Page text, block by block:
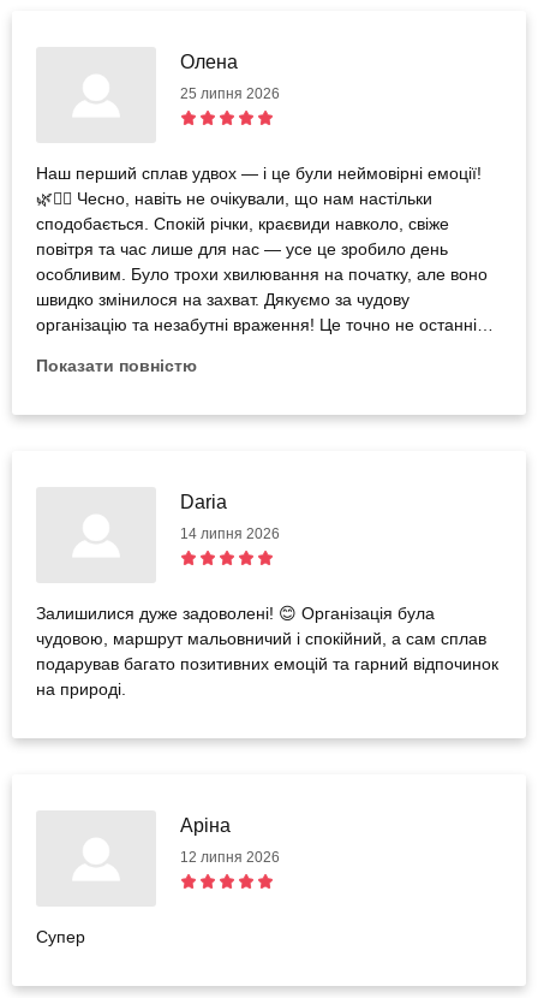
Олена
25 липня 2026
Наш перший сплав удвох — і це були неймовірні емоції!
🌿🚣‍♀️ Чесно, навіть не очікували, що нам настільки
сподобається. Спокій річки, краєвиди навколо, свіже
повітря та час лише для нас — усе це зробило день
особливим. Було трохи хвилювання на початку, але воно
швидко змінилося на захват. Дякуємо за чудову
організацію та незабутні враження! Це точно не останній
Показати повністю
Daria
14 липня 2026
Залишилися дуже задоволені! 😊 Організація була
чудовою, маршрут мальовничий і спокійний, а сам сплав
подарував багато позитивних емоцій та гарний відпочинок
на природі.
Аріна
12 липня 2026
Супер